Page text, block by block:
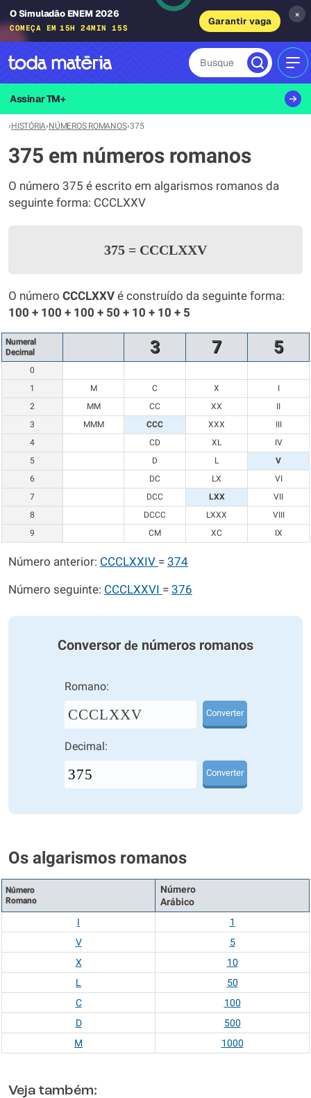
O Simuladão ENEM 2026
COMEÇA EM 15H 24MIN 14S
Garantir vaga
×
Busque
Assinar TM+
›HISTÓRIA›NÚMEROS ROMANOS›375
375 em números romanos
O número 375 é escrito em algarismos romanos da
seguinte forma: CCCLXXV
375 = CCCLXXV
O número CCCLXXV é construído da seguinte forma:
100 + 100 + 100 + 50 + 10 + 10 + 5
Numeral
Decimal
3 7 5
0
1
M C X
I
2
MM CC XX
II
3
MMM CCC XXX
III
4
CD XL
IV
5
D L
V
6
DC LX
VI
7
DCC LXX
VII
8
DCCC LXXX
VIII
9
CM XC IX
Número anterior: CCCLXXIV = 374
Número seguinte: CCCLXXVI = 376
Conversor de números romanos
Romano:
CCCLXXV Converter
Decimal:
Converter
Os algarismos romanos
Número
Romano
Número
Arábico
I
1
V
5
X
10
L
50
C
100
D
500
M
1000
Veja também: